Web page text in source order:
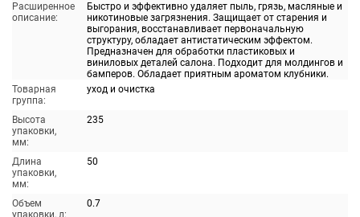
Расширенное
описание:
Быстро и эффективно удаляет пыль, грязь, масляные и
никотиновые загрязнения. Защищает от старения и
выгорания, восстанавливает первоначальную
структуру, обладает антистатическим эффектом.
Предназначен для обработки пластиковых и
виниловых деталей салона. Подходит для молдингов и
бамперов. Обладает приятным ароматом клубники.
Товарная
группа:
уход и очистка
Высота
упаковки,
мм:
235
Длина
упаковки,
мм:
50
Объем
упаковки, л:
0.7